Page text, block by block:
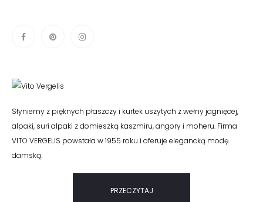
Słyniemy z pięknych płaszczy i kurtek uszytych z wełny jagnięcej,
alpaki, suri alpaki z domieszką kaszmiru, angory i moheru. Firma
VITO VERGELIS powstała w 1955 roku i oferuje elegancką modę
damską.
PRZECZYTAJ